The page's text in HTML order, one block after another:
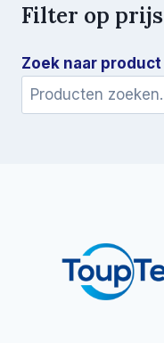
Filter op prijs
Zoek naar product